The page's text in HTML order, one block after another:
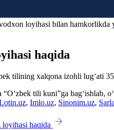
loyihasi bilan hamkorlikda
haqida
tilining xalqona izohli lug‘ati
tili kuni”ga bag‘ishlab,
, Imlo.uz, Sinonim.uz,
haqida